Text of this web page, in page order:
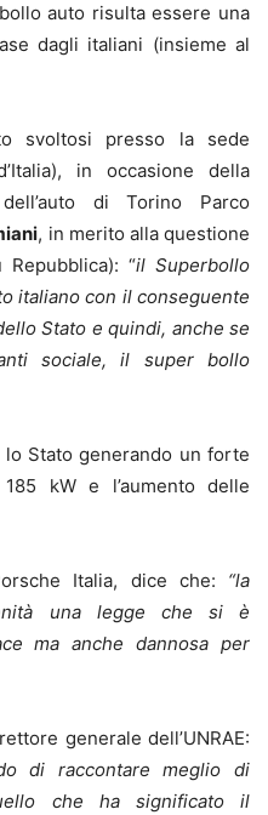
auto risulta essere una
dagli italiani (insieme al
svoltosi presso la sede
in occasione della
di Torino Parco
, in merito alla questione
“il Superbollo
italiano con il conseguente
Stato e quindi, anche se
sociale, il super bollo
Stato generando un forte
kW e l’aumento delle
Italia, dice che: “la
una legge che si è
ma anche dannosa per
generale dell’UNRAE:
di raccontare meglio di
che ha significato il